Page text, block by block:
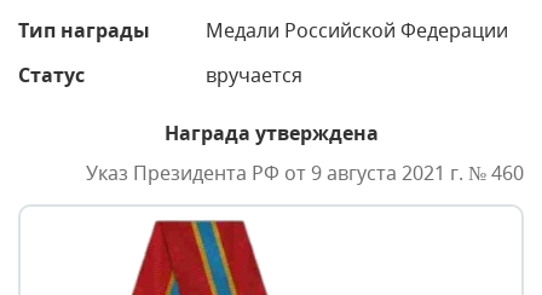
Тип награды
Медали Российской Федерации
Статус
вручается
Награда утверждена
Указ Президента РФ от 9 августа 2021 г. № 460